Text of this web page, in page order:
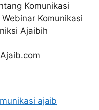
Komunikasi
Komunikasi
Ajaibih
ajaib